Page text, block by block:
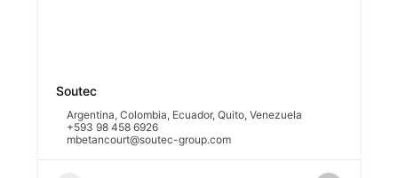
Soutec
Argentina,Colombia, Ecuador,Quito,Venezuela
+593 98 458 6926
mbetancourt@soutec-group.com